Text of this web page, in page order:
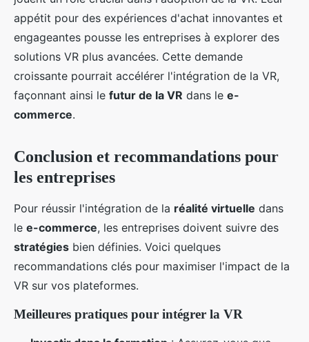
appétit pour des expériences d'achat innovantes et
engageantes pousse les entreprises à explorer des
solutions VR plus avancées. Cette demande
croissante pourrait accélérer l'intégration de la VR,
façonnant ainsi le futur de la VR dans le e-
commerce.
Conclusion et recommandations pour
les entreprises
Pour réussir l'intégration de la réalité virtuelle dans
le e-commerce, les entreprises doivent suivre des
stratégies bien définies. Voici quelques
recommandations clés pour maximiser l'impact de la
VR sur vos plateformes.
Meilleures pratiques pour intégrer la VR